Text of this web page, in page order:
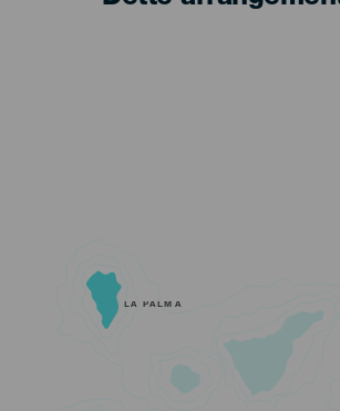
LA PALMA